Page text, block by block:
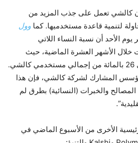
كالشي تعمل على جذب المزيد من
لتنمية قاعدة مستخدميها. كما وول
يوم الأحد أن نسبة النساء اللاتي
الأشهر العشرة الماضية، حيث
ارتفعت من 13 بالمائة إلى 26 بالمائة من إجمالي مستخدمي كالشي.
المؤسس المشارك لشركة كالشي، فإن هذا
والخبرات (النسائية) بطرق لم
الأخرى من الأسبوع الماضي في